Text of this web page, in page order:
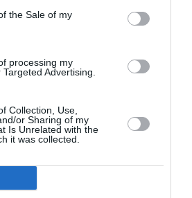
the Sale of my
processing my
Advertising.
Collection, Use,
or Sharing of my
Is Unrelated with the
it was collected.
E convins că
să lucreze în
premiată pentru cariera
cinema
DORI DE